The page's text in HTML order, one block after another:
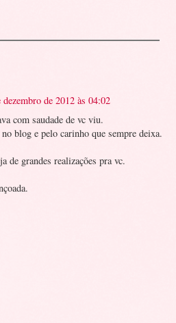
dezembro de 2012 às 04:02
com saudade de vc viu.
blog e pelo carinho que sempre deixa.
de grandes realizações pra vc.